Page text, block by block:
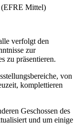
Mittel)
verfolgt den
zur
zu präsentieren.
von
komplettieren
Geschossen des
und um einige